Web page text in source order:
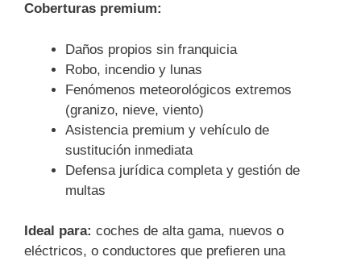
Coberturas premium:
Daños propios sin franquicia
Robo, incendio y lunas
Fenómenos meteorológicos extremos
(granizo, nieve, viento)
Asistencia premium y vehículo de
sustitución inmediata
Defensa jurídica completa y gestión de
multas
Ideal para: coches de alta gama, nuevos o
eléctricos, o conductores que prefieren una